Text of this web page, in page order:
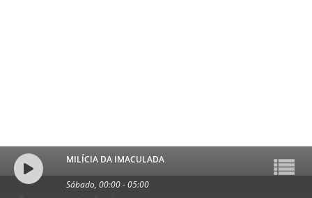
MILÍCIA DA IMACULADA
Sábado, 00:00-05:00